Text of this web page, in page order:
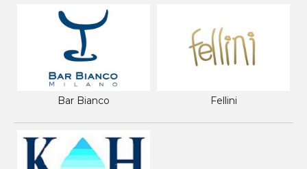
Bar Bianco Fellini